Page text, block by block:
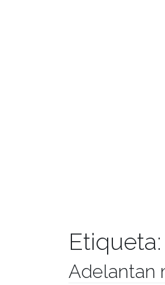
Etiqueta:
Adelantan